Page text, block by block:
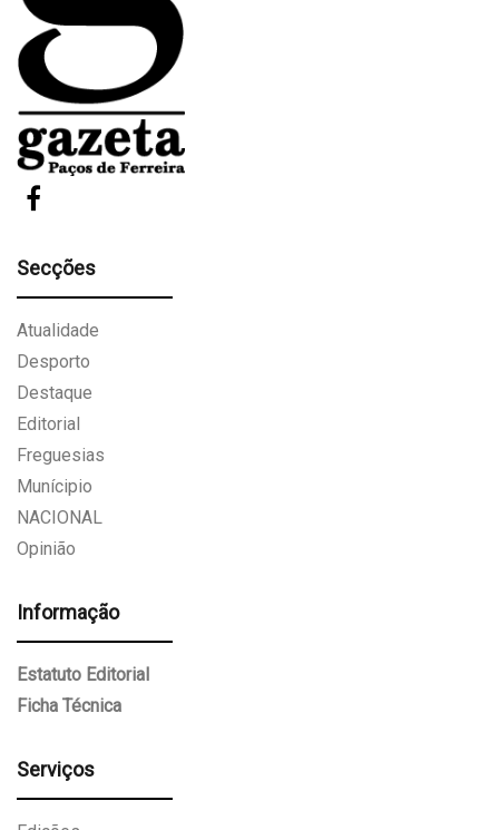
Secções
Atualidade
Desporto
Destaque
Editorial
Freguesias
Munícipio
NACIONAL
Opinião
Informação
Estatuto Editorial
Ficha Técnica
Serviços